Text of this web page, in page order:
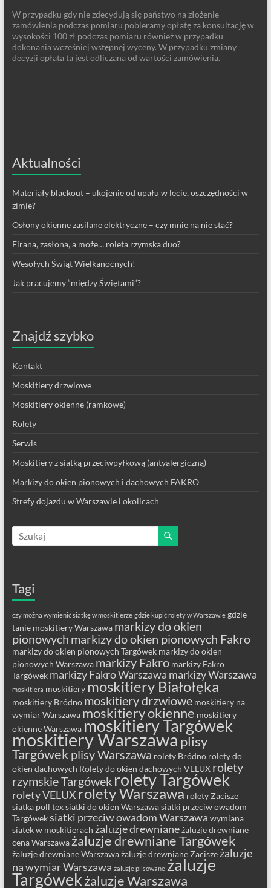
W przypadku gdy nie zdecydują się państwo na złożenie
zamówienia podczas pomiaru pobieramy opłatę za konsultację w
wysokości 100 zł podczas pomiaru również w przypadku
dokonania wcześniej wstępnej wyceny. W przypadku zmiany
decyzji opłata ta jest odliczana od wartości zamówienia.
Aktualności
Materiały blackout – ukojenie od upału w lecie, oszczędności w
zimie?
Osłony okienne zasilane elektryczne – czy mnie na nie stać?
Firana, zasłona, a może… roleta rzymska duo?
Wesołych Świąt Wielkanocnych!
Jak pracujemy “między Świętami”?
Znajdź szybko
Kontakt
Moskitiery drzwiowe
Moskitiery okienne (ramkowe)
Rolety
Serwis
Moskitiery z siatką przeciwpyłkową (antyalergiczną)
Markizy do okien pionowych i dachowych FAKRO
Strefy dojazdu w Warszawie i okolicach
Tagi
czy można wymienić siatkę w moskitierze gdzie kupić rolety w Warszawie gdzie
tanie moskitiery Warszawa markizy do okien
pionowych markizy do okien pionowych Fakro
markizy do okien pionowych Targówek markizy do okien
pionowych Warszawa markizy Fakro markizy Fakro
Targówek markizy Fakro Warszawa markizy Warszawa
moskitiera moskitiery moskitiery Białołęka
moskitiery Bródno moskitiery drzwiowe moskitiery na
wymiar Warszawa moskitiery okienne moskitiery
okienne Warszawa moskitiery Targówek
moskitiery Warszawa plisy
Targówek plisy Warszawa rolety Bródno rolety do
okien dachowych Rolety do okien dachowych VELUX rolety
rzymskie Targówek rolety Targówek
rolety VELUX rolety Warszawa rolety Zacisze
siatka poll texsiatki do okien Warszawasiatki przeciw owadom
Targóweksiatki przeciw owadom Warszawa wymiana
siatek w moskitierach żaluzje drewnianeżaluzje drewniane
cena Warszawa żaluzje drewniane Targówek
żaluzje drewniane Warszaważaluzje drewniane Zacisze żaluzje
na wymiar Warszawa żaluzje plisowane żaluzje
Targówekżaluzje Warszawa